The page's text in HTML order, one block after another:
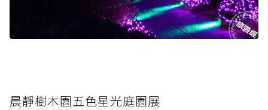
晨靜樹木園五色星光庭園展